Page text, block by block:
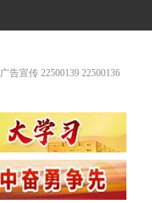
广告宣传 22500139 22500136